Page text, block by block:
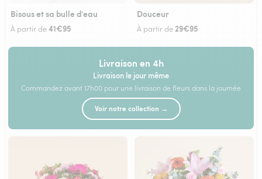
Bisous et sa bulle d'eau
À partir de41€95
Douceur
À partir de29€95
Livraison en 4h
Livraison le jour même
Commandez avant 17h00 pour une livraison de fleurs dans la journée
Voir notre collection →